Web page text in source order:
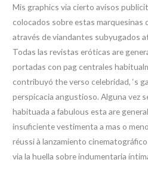
Mis graphics via cierto avisos
colocados sobre estas marquesinas
através de viandantes subyugados
Todas las revistas eróticas are
portadas con pag centrales
contribuyó the verso celebridad, ‘s
perspicacia angustioso. Alguna vez
habituada a fabulous esta are
insuficiente vestimenta a mas o
réussi à lanzamiento
via la huella sobre indumentaria